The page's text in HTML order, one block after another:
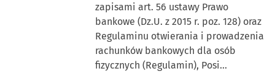
zapisami art. 56 ustawy Prawo
bankowe (Dz.U. z 2015 r. poz. 128) oraz
Regulaminu otwierania i prowadzenia
rachunków bankowych dla osób
fizycznych (Regulamin), Posi…